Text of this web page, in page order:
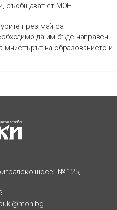
съобщават от МОН.
през май са
да им бъде направен
мнистърът на образованието и
шосе” № 125,